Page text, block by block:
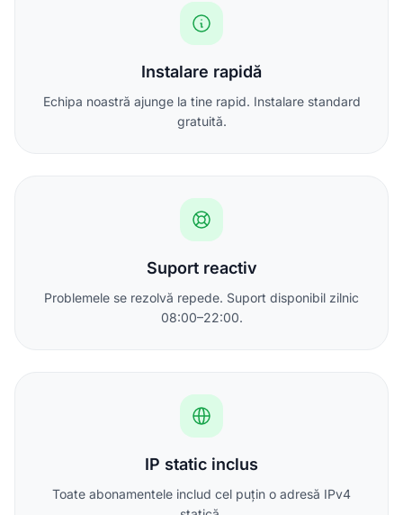
Instalare rapidă
Echipa noastră ajunge la tine rapid. Instalare standard
gratuită.
Suport reactiv
Problemele se rezolvă repede. Suport disponibil zilnic
08:00–22:00.
IP static inclus
Toate abonamentele includ cel puțin o adresă IPv4